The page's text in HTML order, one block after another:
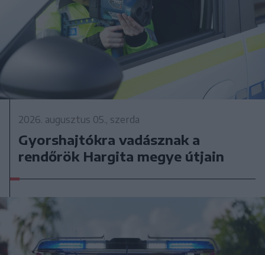
2026. augusztus 05., szerda
Gyorshajtókra vadásznak a
rendőrök Hargita megye útjain